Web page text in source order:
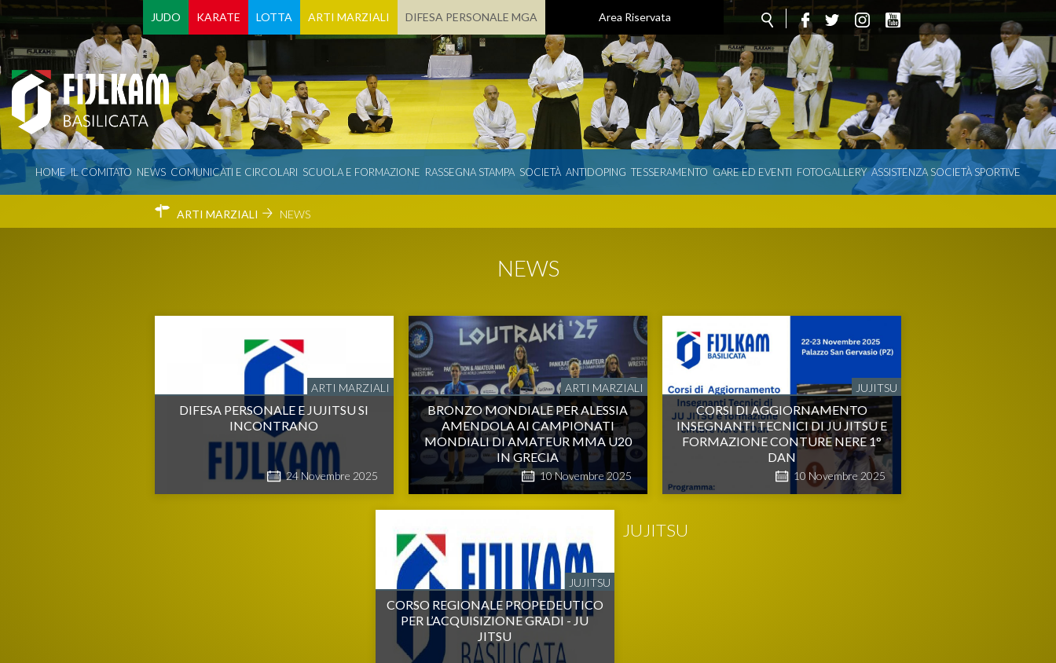
JUDO KARATE LOTTA ARTI MARZIALI DIFESA PERSONALE MGA Area Riservata
HOME IL COMITATO NEWS COMUNICATI E CIRCOLARI SCUOLA E FORMAZIONE RASSEGNA STAMPA SOCIETÀ ANTIDOPING TESSERAMENTO GARE ED EVENTI FOTOGALLERY ASSISTENZA SOCIETÀ SPORTIVE
ARTI MARZIALI NEWS
NEWS
ARTI MARZIALI
DIFESA PERSONALE E JUJITSU SI
INCONTRANO
24 Novembre 2025
ARTI MARZIALI
BRONZO MONDIALE PER ALESSIA
AMENDOLA AI CAMPIONATI
MONDIALI DI AMATEUR MMA U20
IN GRECIA
10Novembre2025
JUJITSU
CORSI DI AGGIORNAMENTO
INSEGNANTI TECNICI DI JU JITSU E
FORMAZIONE CONTURE NERE 1°
DAN
10 Novembre 2025
JUJITSU
CORSO REGIONALE PROPEDEUTICO
PER L’ACQUISIZIONE GRADI - JU
JITSU
JUJITSU